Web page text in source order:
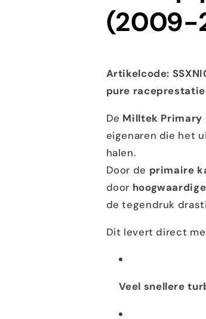
(2009-
Artikelcode:
pure
De Milltek Primary
eigenaren die het
halen.
Door de primaire
door
de tegendruk
Dit levert direct
Veel snellere